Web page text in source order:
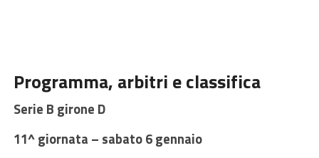
Programma, arbitri e classifica
Serie B girone D
11^ giornata – sabato 6 gennaio